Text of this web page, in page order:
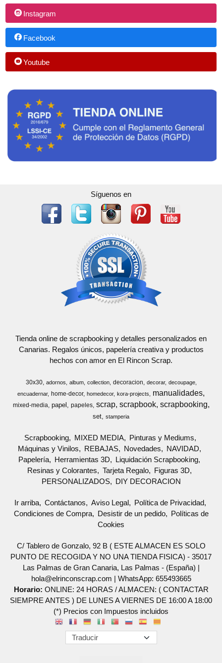
Instagram
Facebook
Youtube
Síguenos en
Tienda online de scrapbooking y detalles personalizados en
Canarias. Regalos únicos, papelería creativa y productos
hechos con amor en El Rincon Scrap.
30x30 adornos album collection decoracion decorar
decoupage
encuadernar
home-decor homedecor kora-projects manualidades
mixed-media papel papeles scrap scrapbook scrapbooking
set stamperia
Scrapbooking MIXED MEDIA
Pinturas y Mediums
Máquinas y Vinilos
REBAJAS Novedades
NAVIDAD
Papelería
Herramientas 3D
Liquidación Scrapbooking
Resinas y Colorantes
Tarjeta Regalo
Figuras 3D
PERSONALIZADOS
DIY DECORACION
Ir arriba Contáctanos Aviso Legal
Política de Privacidad
Condiciones de Compra
Desistir de un pedido
Políticas de
Cookies
C/ Tablero de Gonzalo, 92 B ( ESTE ALMACEN ES SOLO
PUNTO DE RECOGIDA Y NO UNA TIENDA FISICA) - 35017
Las Palmas de Gran Canaria, Las Palmas - (España) |
hola@elrinconscrap.com | WhatsApp: 655493665
Horario: ONLINE: 24 HORAS / ALMACEN: ( CONTACTAR
SIEMPRE ANTES ) DE LUNES A VIERNES DE 16:00 A 18:00
(*) Precios con Impuestos incluidos